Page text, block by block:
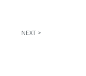
NEXT >